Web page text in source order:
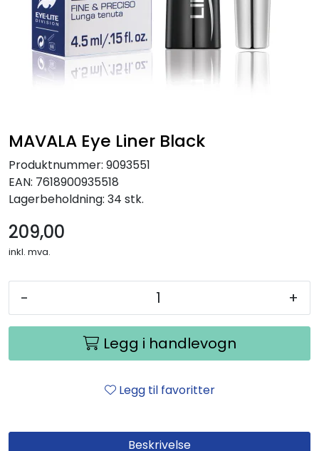
MAVALA Eye Liner Black
Produktnummer: 9093551
EAN: 7618900935518
Lagerbeholdning: 34 stk.
209,00
inkl. mva.
- +
Legg i handlevogn
Legg til favoritter
Beskrivelse